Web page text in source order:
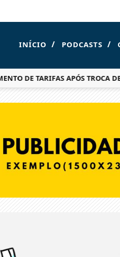
INÍCIO / PODCASTS /
DE TARIFAS APÓS TROCA